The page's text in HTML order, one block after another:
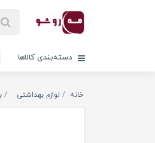
دسته‌بندی کالاها
خانه لوازم بهداشتی